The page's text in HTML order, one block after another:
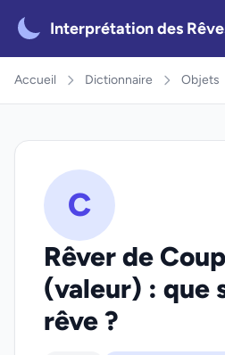
Interprétation des
Accueil Dictionnaire Objets
C
Rêver de
(valeur) : que
rêve ?